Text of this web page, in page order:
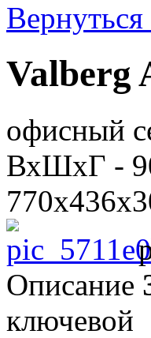
Valberg
офисный
ВхШхГ -
Описание
ключевой